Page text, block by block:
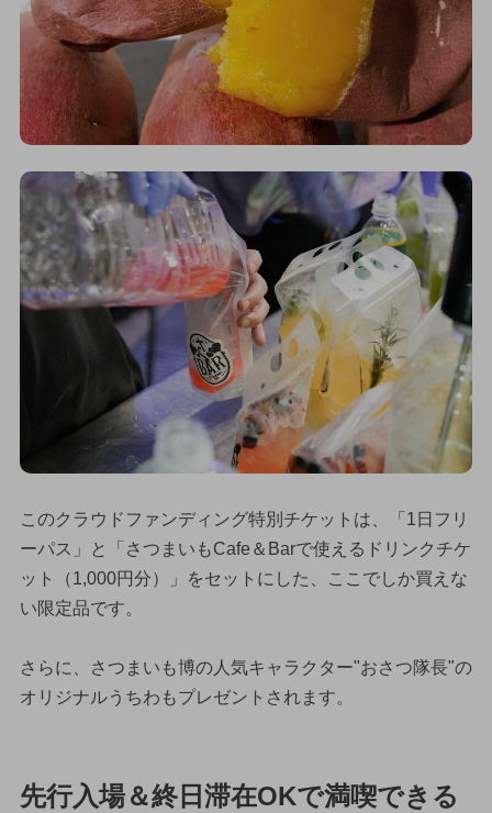
このクラウドファンディング特別チケットは、「1日フリ
ーパス」と「さつまいもCafe＆Barで使えるドリンクチケ
ット（1,000円分）」をセットにした、ここでしか買えな
い限定品です。
さらに、さつまいも博の人気キャラクター"おさつ隊長"の
オリジナルうちわもプレゼントされます。
先行入場＆終日滞在OKで満喫できる